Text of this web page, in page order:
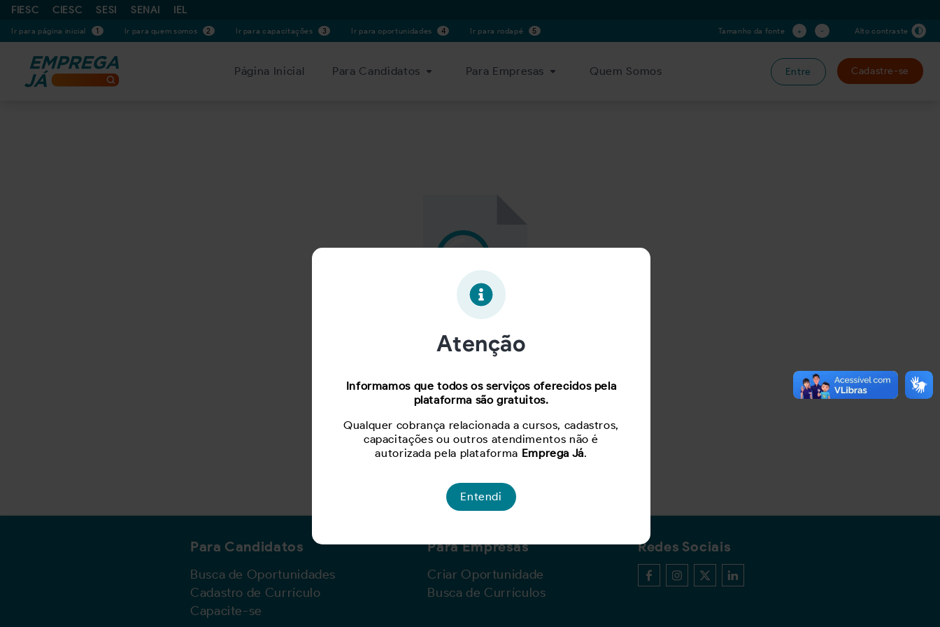
FIESC CIESC SESI SENAI IEL
Ir para página inicial 1 Ir para quem somos 2 Ir para capacitações 3 Ir para oportunidades 4 Ir para rodapé 5 Tamanho da fonte + - Alto contraste
Página Inicial Para Candidatos Para Empresas Quem Somos Entre Cadastre-se
Oportunidade expirada!
Para Candidatos
Busca de Oportunidades
Cadastro de Currículo
Capacite-se
Para Empresas
Criar Oportunidade
Busca de Currículos
Redes Sociais
Atenção
Informamos que todos os serviços oferecidos pela
plataforma são gratuitos.
Qualquer cobrança relacionada a cursos, cadastros,
capacitações ou outros atendimentos não é
autorizada pela plataforma Emprega Já.
Entendi